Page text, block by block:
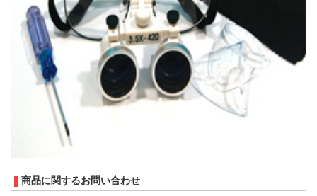
商品に関するお問い合わせ